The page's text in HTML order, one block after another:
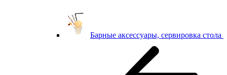
Барные аксессуары, сервировка стола